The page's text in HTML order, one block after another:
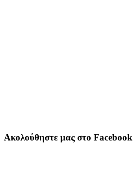
Ακολούθηστε μας στο Facebook